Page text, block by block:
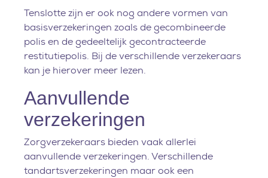
Tenslotte zijn er ook nog andere vormen van
basisverzekeringen zoals de gecombineerde
polis en de gedeeltelijk gecontracteerde
restitutiepolis. Bij de verschillende verzekeraars
kan je hierover meer lezen.
Aanvullende
verzekeringen
Zorgverzekeraars bieden vaak allerlei
aanvullende verzekeringen. Verschillende
tandartsverzekeringen maar ook een